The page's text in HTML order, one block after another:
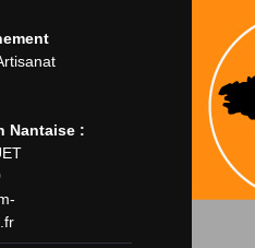
Nantaise :